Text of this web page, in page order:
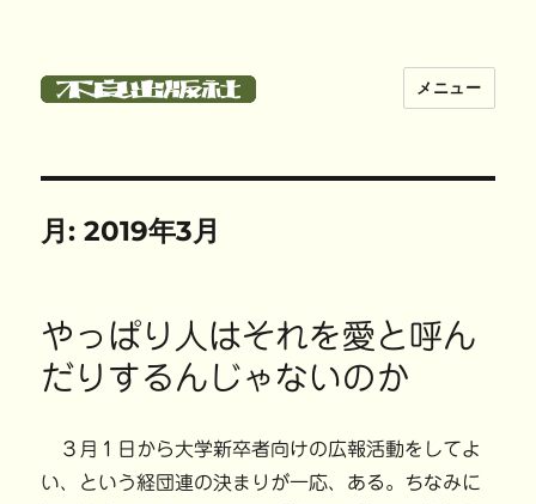
メニュー
月:2019年3月
やっぱり人はそれを愛と呼ん
だりするんじゃないのか
３月１日から大学新卒者向けの広報活動をしてよ
い、という経団連の決まりが一応、ある。ちなみに